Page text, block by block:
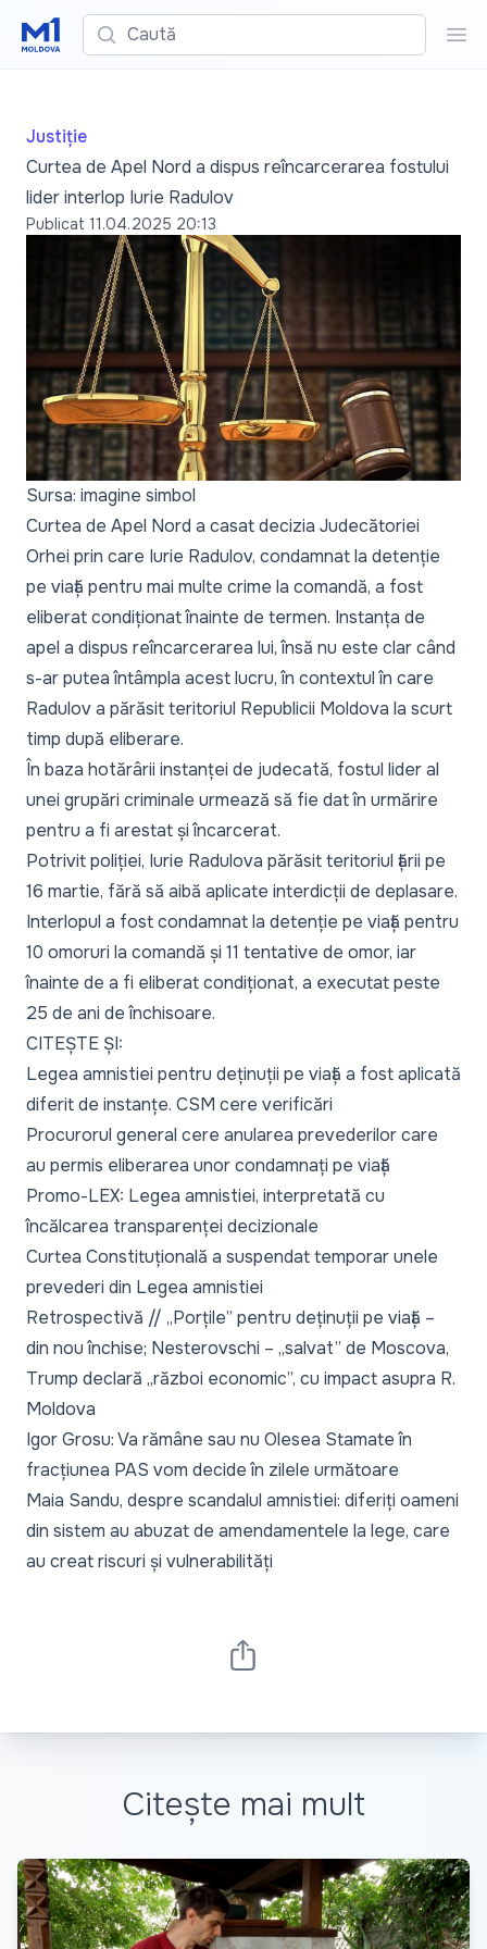
Caută
Justiție
Curtea de Apel Nord a dispus reîncarcerarea fostului
lider interlop Iurie Radulov
Publicat 11.04.2025 20:13
Sursa: imagine simbol
Curtea de Apel Nord a casat decizia Judecătoriei
Orhei prin care Iurie Radulov, condamnat la detenție
pe viață pentru mai multe crime la comandă, a fost
eliberat condiționat înainte de termen. Instanța de
apel a dispus reîncarcerarea lui, însă nu este clar când
s-ar putea întâmpla acest lucru, în contextul în care
Radulov a părăsit teritoriul Republicii Moldova la scurt
timp după eliberare.
În baza hotărârii instanței de judecată, fostul lider al
unei grupări criminale urmează să fie dat în urmărire
pentru a fi arestat și încarcerat.
Potrivit poliției, Iurie Radulova părăsit teritoriul țării pe
16 martie, fără să aibă aplicate interdicții de deplasare.
Interlopul a fost condamnat la detenție pe viață pentru
10 omoruri la comandă și 11 tentative de omor, iar
înainte de a fi eliberat condiționat, a executat peste
25 de ani de închisoare.
CITEȘTE ȘI:
Legea amnistiei pentru deținuții pe viață a fost aplicată
diferit de instanțe. CSM cere verificări
Procurorul general cere anularea prevederilor care
au permis eliberarea unor condamnați pe viață
Promo-LEX: Legea amnistiei, interpretată cu
încălcarea transparenței decizionale
Curtea Constituțională a suspendat temporar unele
prevederi din Legea amnistiei
Retrospectivă // „Porțile” pentru deținuții pe viață –
din nou închise; Nesterovschi – „salvat” de Moscova,
Trump declară „război economic”, cu impact asupra R.
Moldova
Igor Grosu: Va rămâne sau nu Olesea Stamate în
fracțiunea PAS vom decide în zilele următoare
Maia Sandu, despre scandalul amnistiei: diferiți oameni
din sistem au abuzat de amendamentele la lege, care
au creat riscuri și vulnerabilități
Citește mai mult